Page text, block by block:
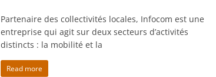
Partenaire des collectivités locales, Infocom est une
entreprise qui agit sur deux secteurs d’activités
distincts : la mobilité et la
Read more